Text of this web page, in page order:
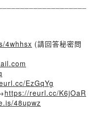
4whhsx (請回答秘密問
EzGqYg
https://reurl.cc/K6jOaR
48upwz